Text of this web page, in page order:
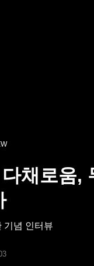
채로움,
기념 인터뷰